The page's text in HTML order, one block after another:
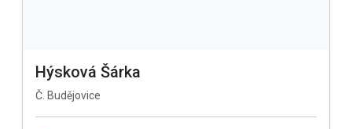
Hýsková Šárka
Č. Budějovice